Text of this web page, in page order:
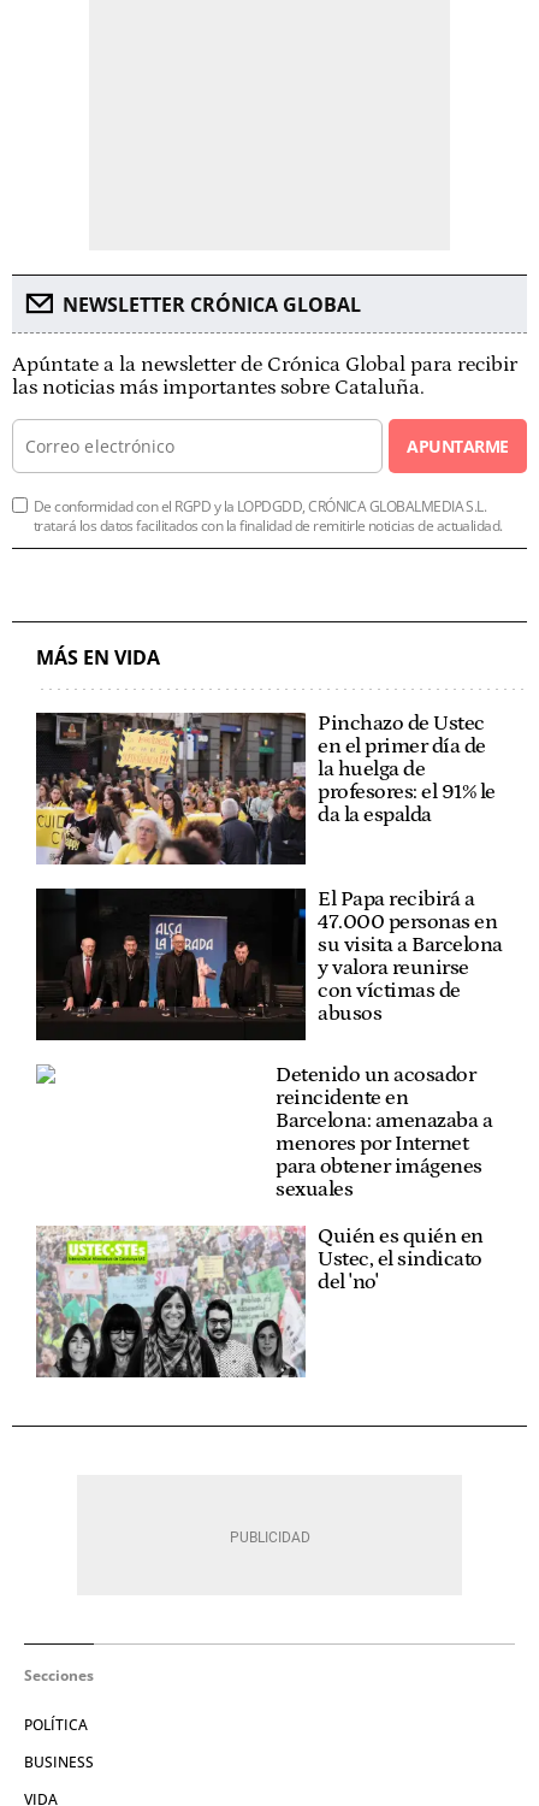
NEWSLETTER CRÓNICA GLOBAL
Apúntate a la newsletter de Crónica Global para recibir
las noticias más importantes sobre Cataluña.
APUNTARME
De conformidad con el RGPD y la LOPDGDD, CRÓNICA GLOBALMEDIA S.L.
tratará los datos facilitados con la finalidad de remitirle noticias de actualidad.
MÁS EN VIDA
Pinchazo de Ustec
en el primer día de
la huelga de
profesores: el 91% le
da la espalda
El Papa recibirá a
47.000 personas en
su visita a Barcelona
y valora reunirse
con víctimas de
abusos
Detenido un acosador
reincidente en
Barcelona: amenazaba a
menores por Internet
para obtener imágenes
sexuales
Quién es quién en
Ustec, el sindicato
del 'no'
Secciones
POLÍTICA
BUSINESS
VIDA